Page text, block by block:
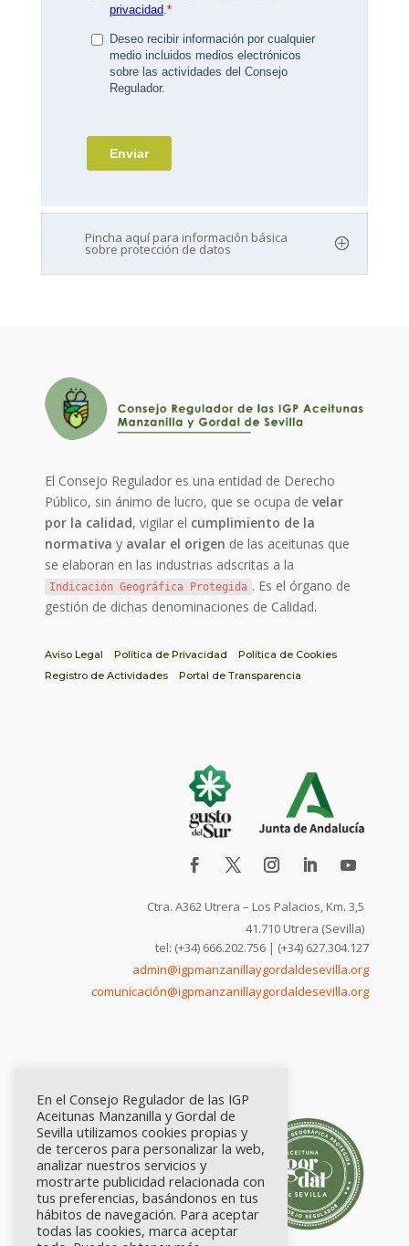
Pincha aquí para información básica
sobre protección de datos
El Consejo Regulador es una entidad de Derecho
Público, sin ánimo de lucro, que se ocupa develar
por la calidad, vigilar el cumplimiento de la
normativa y avalar el origen de las aceitunas que
se elaboran en las industrias adscritas a la
Indicación Geográfica Protegida . Es el órgano de
gestión de dichas denominaciones de Calidad.
Aviso Legal Política de Privacidad
Política de Cookies
Registro de Actividades
Portal de Transparencia
Ctra. A362 Utrera – Los Palacios, Km. 3,5
41.710 Utrera (Sevilla)
tel: (+34) 666.202.756 | (+34) 627.304.127
admin@igpmanzanillaygordaldesevilla.org
comunicación@igpmanzanillaygordaldesevilla.org
En el Consejo Regulador de las IGP
Aceitunas Manzanilla y Gordal de
Sevilla utilizamos cookies propias y
de terceros para personalizar la web,
analizar nuestros servicios y
mostrarte publicidad relacionada con
tus preferencias, basándonos en tus
hábitos de navegación. Para aceptar
todas las cookies, marca aceptar